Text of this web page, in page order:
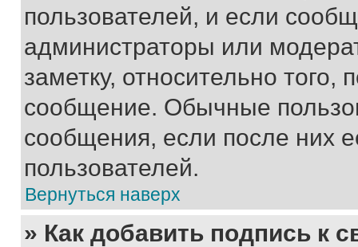
пользователей, и если
администраторы или
заметку, относительно
сообщение. Обычные
сообщения, если после них
пользователей.
Вернуться наверх
» Как добавить подпись к